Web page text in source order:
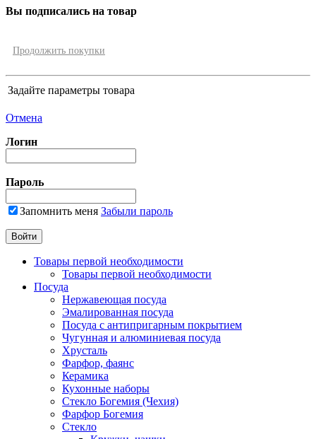
Вы подписались на товар
Продолжить покупки
Задайте параметры товара
Отмена
Логин
Пароль
Запомнить меня Забыли пароль
Товары первой необходимости
Товары первой необходимости
Посуда
Нержавеющая посуда
Эмалированная посуда
Посуда с антипригарным покрытием
Чугунная и алюминиевая посуда
Хрусталь
Фарфор, фаянс
Керамика
Кухонные наборы
Стекло Богемия (Чехия)
Фарфор Богемия
Стекло